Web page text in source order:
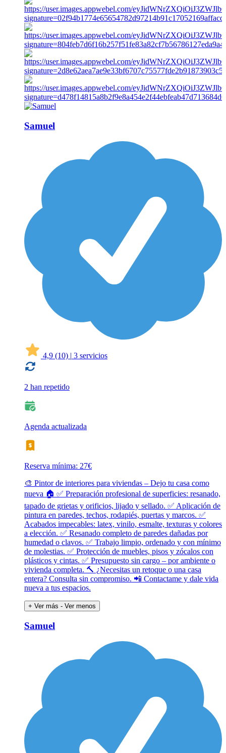
Samuel
4,9 (10) | 3 servicios
2 han repetido
Agenda actualizada
Reserva mínima: 27€
🎨 Pintor de interiores para viviendas – Dejo tu casa como
nueva 🏠 ✅ Preparación profesional de superficies: resanado,
tapado de grietas y orificios, lijado y sellado. ✅ Aplicación de
pintura en paredes, techos, rodapiés, puertas y marcos. ✅
Acabados impecables: latex, vinilo, esmalte, texturas y colores
a elección. ✅ Resanado completo de paredes dañadas por
humedad o clavos. ✅ Trabajo limpio, ordenado y con mínimo
de molestias. ✅ Protección de muebles, pisos y zócalos con
plásticos y cintas. ✅ Presupuesto sin cargo – por ambiente o
vivienda completa. 🔨 ¿Necesitas un retoque o una casa
entera? Consulta sin compromiso. 📲 Contactame y dale vida
nueva a tus espacios.
+ Ver más - Ver menos
Samuel